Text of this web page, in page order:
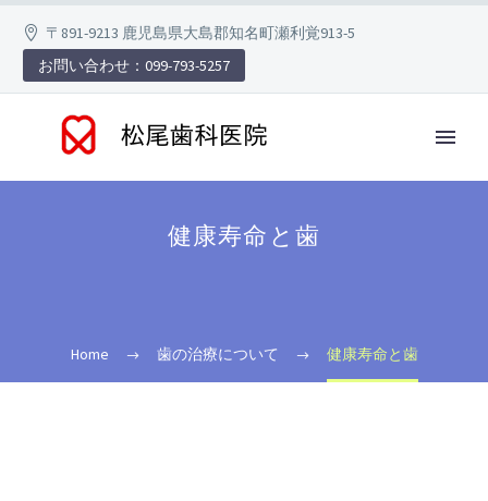
〒891-9213 鹿児島県大島郡知名町瀬利覚913-5
お問い合わせ：099-793-5257
健康寿命と歯
Home 歯の治療について 健康寿命と歯